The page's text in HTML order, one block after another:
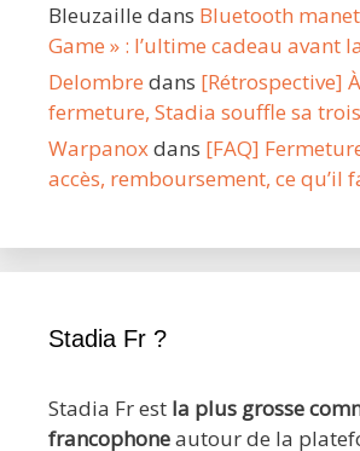
Bleuzaille dans Bluetooth
Game » : l’ultime cadeau avant
Delombre dans [Rétrospective]
fermeture, Stadia souffle sa
Warpanoxdans [FAQ]
accès, remboursement, ce qu’il
Stadia Fr ?
Stadia Fr est la plus grosse
francophoneautour de la